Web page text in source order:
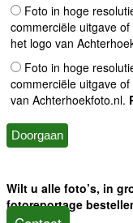
Foto in hoge
commerciële uitgave
het logo van
Foto in hoge
commerciële uitgave
van Achterhoekfoto.nl.
Wilt u alle foto’s, in
fotoreportage